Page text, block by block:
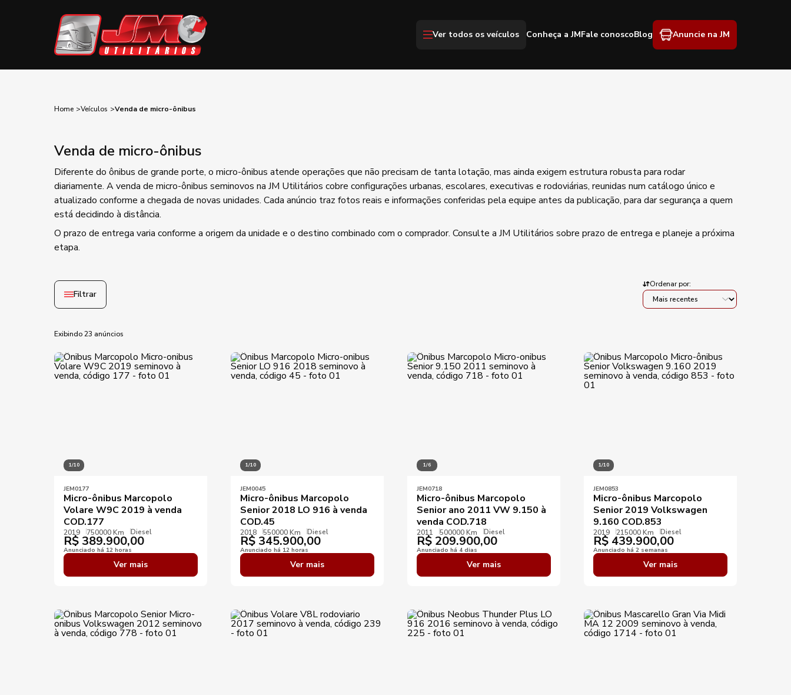
Ver todos os veículos Conheça a JMFale conoscoBlog Anuncie na JM
Home Veículos Venda de micro-ônibus
Venda de micro-ônibus
Diferente do ônibus de grande porte, o micro-ônibus atende operações que não precisam de tanta lotação, mas ainda exigem estrutura robusta para rodar
diariamente. A venda de micro-ônibus seminovos na JM Utilitários cobre configurações urbanas, escolares, executivas e rodoviárias, reunidas num catálogo único e
atualizado conforme a chegada de novas unidades. Cada anúncio traz fotos reais e informações conferidas pela equipe antes da publicação, para dar segurança a quem
está decidindo à distância.
O prazo de entrega varia conforme a origem da unidade e o destino combinado com o comprador. Consulte a JM Utilitários sobre prazo de entrega e planeje a próxima
etapa.
Filtrar
Ordenar por:
Ano mínimo Ano máximo Preço mínimo Preço máximo Aplicar filtros
Exibindo 23 anúncios
1/10
JEM0177
Micro-ônibus Marcopolo
Volare W9C 2019 à venda
COD.177
2019 750000 Km Diesel
R$ 389.900,00
Anunciado há 12 horas
Ver mais
1/10
JEM0045
Micro-ônibus Marcopolo
Senior 2018 LO 916 à venda
COD.45
2018 550000 Km Diesel
R$ 345.900,00
Anunciado há 12 horas
Ver mais
1/6
JEM0718
Micro-ônibus Marcopolo
Senior ano 2011 VW 9.150 à
venda COD.718
2011 500000 Km Diesel
R$ 209.900,00
Anunciado há 4 dias
Ver mais
1/10
JEM0853
Micro-ônibus Marcopolo
Senior 2019 Volkswagen
9.160 COD.853
2019 215000 Km Diesel
R$ 439.900,00
Anunciado há 2 semanas
Ver mais